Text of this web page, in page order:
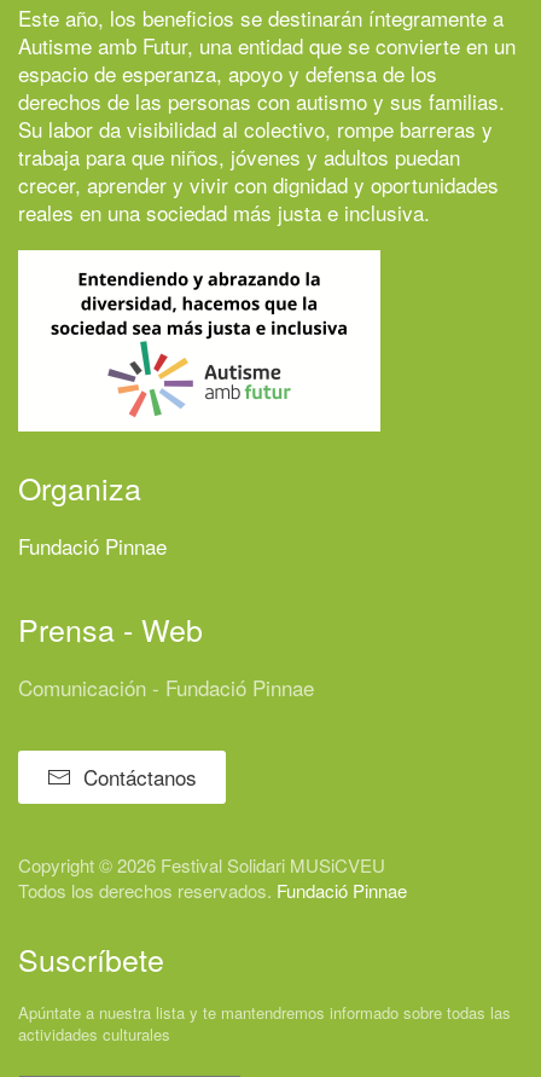
Este año, los beneficios se destinarán íntegramente a
Autisme amb Futur, una entidad que se convierte en un
espacio de esperanza, apoyo y defensa de los
derechos de las personas con autismo y sus familias.
Su labor da visibilidad al colectivo, rompe barreras y
trabaja para que niños, jóvenes y adultos puedan
crecer, aprender y vivir con dignidad y oportunidades
reales en una sociedad más justa e inclusiva.
Organiza
Fundació Pinnae
Prensa - Web
Comunicación - Fundació Pinnae
Contáctanos
Copyright © 2026 Festival Solidari MUSiCVEU
Todos los derechos reservados. Fundació Pinnae
Suscríbete
Apúntate a nuestra lista y te mantendremos informado sobre todas las
actividades culturales